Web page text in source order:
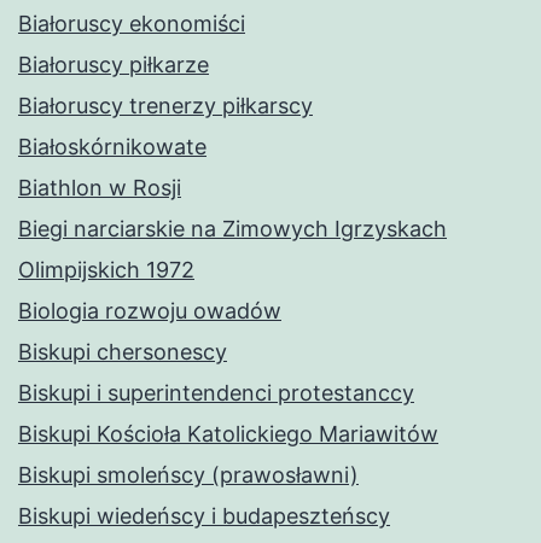
Białoruscy ekonomiści
Białoruscy piłkarze
Białoruscy trenerzy piłkarscy
Białoskórnikowate
Biathlon w Rosji
Biegi narciarskie na Zimowych Igrzyskach
Olimpijskich 1972
Biologia rozwoju owadów
Biskupi chersonescy
Biskupi i superintendenci protestanccy
Biskupi Kościoła Katolickiego Mariawitów
Biskupi smoleńscy (prawosławni)
Biskupi wiedeńscy i budapeszteńscy